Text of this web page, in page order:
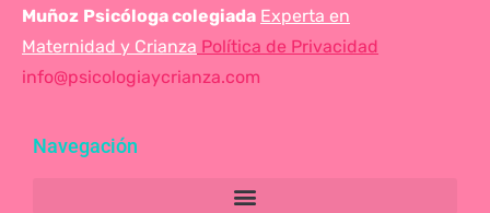
Muñoz Psicóloga colegiada Experta en
Maternidad y Crianza Política de Privacidad
info@psicologiaycrianza.com
Navegación